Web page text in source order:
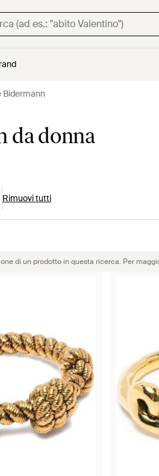
Bidermann
da donna
Rimuovi tutti
di un prodotto in questa ricerca. Per